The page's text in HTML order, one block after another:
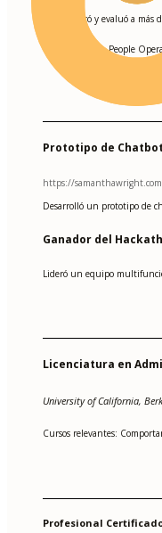
Identificó y evaluó a más
Colaboró con People
Prototipo de
https://
Desarrolló un prototipo de
Ganador del
Lideró un equipo
Licenciatura en
University of California,
Cursos relevantes:
Profesional